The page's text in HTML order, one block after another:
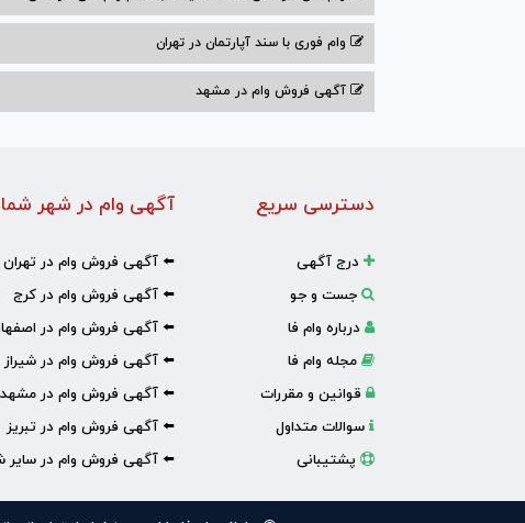
وام فوری با سند آپارتمان در تهران
آگهی فروش وام در مشهد
آگهی وام در شهر شما
⬅️ آگهی فروش وام در تهران
⬅️ آگهی فروش وام در کرج
⬅️ آگهی فروش وام در
⬅️ آگهی فروش وام در شیراز
⬅️ آگهی فروش وام در مشهد
⬅️ آگهی فروش وام در تبریز
⬅️ آگهی فروش وام در سایر
دسترسی سریع
درج آگهی
جست و جو
درباره وام فا
مجله وام فا
قوانین و مقررات
سوالات متداول
پشتیبانی